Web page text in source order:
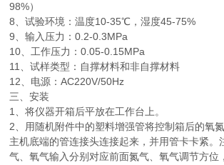
98%）
8、试验环境：温度10-35℃，湿度45-75%
9、输入压力：0.2-0.3MPa
10、工作压力：0.05-0.15MPa
11、试样类型：自撑材料和非自撑材料
12、电源：AC220V/50Hz
三、安装
1、将仪器开箱后平放在工作台上。
2、用随机附件中的塑料增强管将控制箱后的氧
主机底端的管连接头连接起来，并用管卡卡紧。
气、氧气输入分别对应前面氮气、氧气调节方位